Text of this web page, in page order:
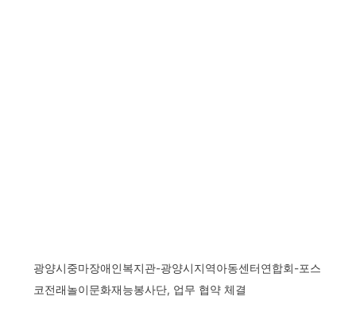
광양시중마장애인복지관-광양시지역아동센터연합회-포스
코전래놀이문화재능봉사단, 업무 협약 체결